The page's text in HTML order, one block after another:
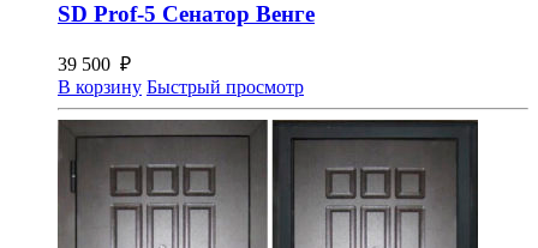
SD Prof-5 Сенатор Венге
39 500 ₽
В корзину Быстрый просмотр